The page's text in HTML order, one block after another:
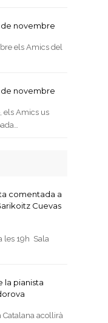
de novembre
els Amics del
de novembre
els Amics us
comentada a
Cuevas
les 19h Sala
la pianista
Catalana acollirà